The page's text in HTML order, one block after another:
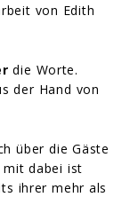
von Edith
die Worte.
der Hand von
über die Gäste
mit dabei ist
ihrer mehr als